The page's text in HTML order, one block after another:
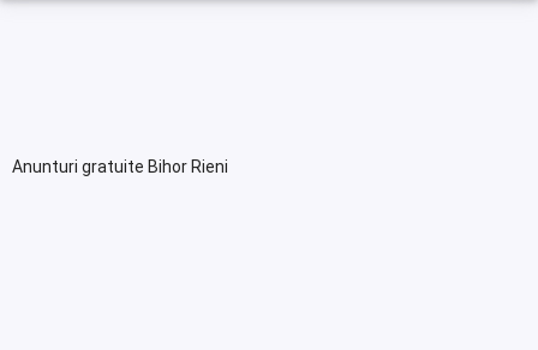
Anunturi gratuite Bihor Rieni